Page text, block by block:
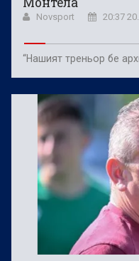
Novsport 20:37
“Нашият треньор бе